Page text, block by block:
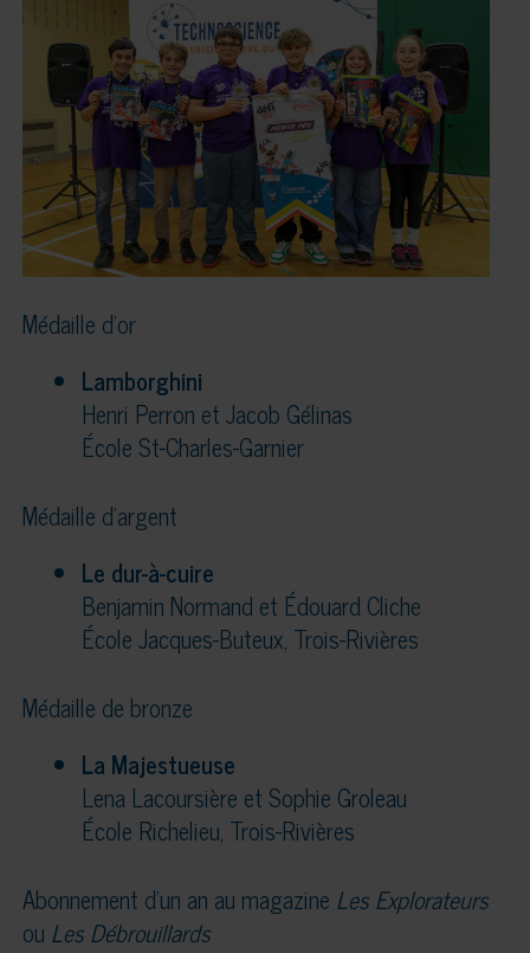
Médaille d’or
Lamborghini
Henri Perron et Jacob Gélinas
École St-Charles-Garnier
Médaille d’argent
Le dur-à-cuire
Benjamin Normand et Édouard Cliche
École Jacques-Buteux, Trois-Rivières
Médaille de bronze
La Majestueuse
Lena Lacoursière et Sophie Groleau
École Richelieu, Trois-Rivières
Abonnement d’un an au magazine Les Explorateurs
ou Les Débrouillards